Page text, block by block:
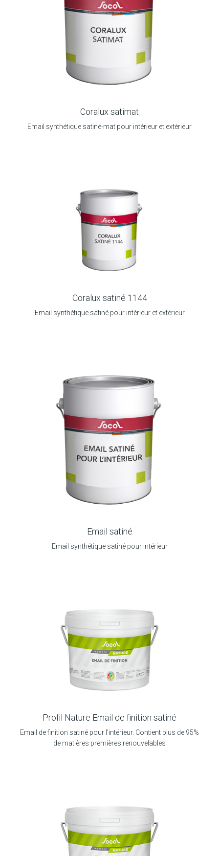
Coralux satimat
Email synthétique satiné-mat pour intérieur et extérieur
Coralux satiné 1144
Email synthétique satiné pour intérieur et extérieur
Email satiné
Email synthétique satiné pour intérieur
Profil Nature Email de finition satiné
Email de finition satiné pour l’intérieur. Contient plus de 95%
de matières premières renouvelables